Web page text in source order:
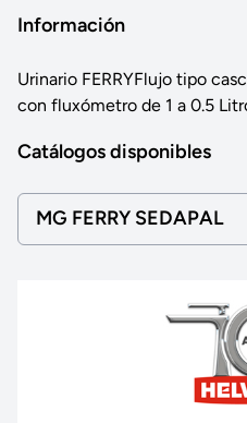
Información
Urinario FERRYFlujo tipo
con fluxómetro de 1 a 0.5
Catálogos disponibles
MG FERRY SEDAPAL